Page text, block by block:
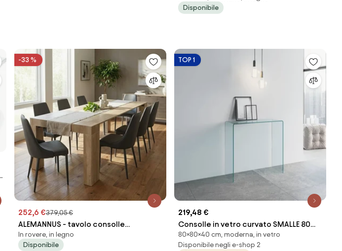
Disponibile
-33 %
252,6 €379,05 €
ALEMANNUS - tavolo consolle
allungabile
In rovere, in legno
Disponibile
TOP 1
219,48 €
Consolle in vetro curvato SMALLE 80
spessore 12 mm
80×80×40 cm, moderna, in vetro
Disponibile negli e-shop 2